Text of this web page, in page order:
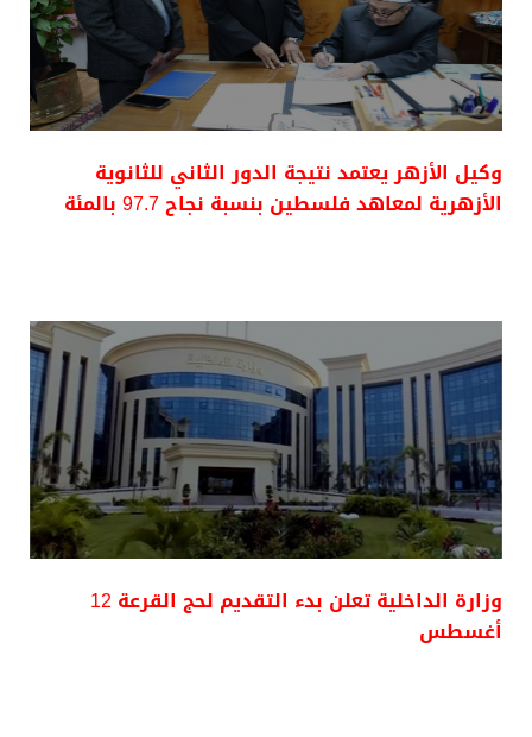
وكيل الأزهر يعتمد نتيجة الدور الثاني للثانوية
الأزهرية لمعاهد فلسطين بنسبة نجاح 97.7 بالمئة
وزارة الداخلية تعلن بدء التقديم لحج القرعة 12
أغسطس